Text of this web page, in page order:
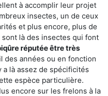
à accomplir leur projet
insectes, un de ceux
et plus encore, plus de
là des insectes qui font
réputée être très
des années ou en fonction
là assez de spécificités
espèce particulière.
encore sur les frelons à la